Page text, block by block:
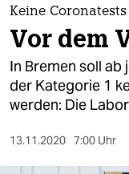
themen
politik
öko
Keine
Vor dem
In Bremen soll
der Kategorie 1
werden: Die
13.11.2020 7:00 Uhr